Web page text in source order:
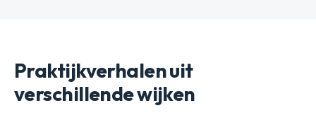
Praktijkverhalen uit
verschillende wijken